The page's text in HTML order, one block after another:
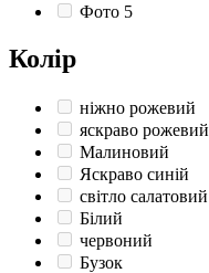
Фото 5
Колір
ніжно рожевий
яскраво рожевий
Малиновий
Яскраво синій
світло салатовий
Білий
червоний
Бузок